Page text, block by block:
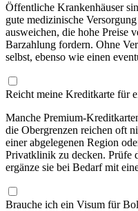
Öffentliche Krankenhäuser
gute medizinische
ausweichen, die hohe Preise
Barzahlung fordern. Ohne
selbst, ebenso wie einen
Reicht meine Kreditkarte für
Manche Premium-
die Obergrenzen reichen oft
einer abgelegenen Region
Privatklinik zu decken. Prüfe
ergänze sie bei Bedarf mit
Brauche ich ein Visum für